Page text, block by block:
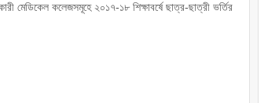
মেডিকেল কলেজসমূহে ২০১৭-১৮ শিক্ষাবর্ষে ছাত্র-ছাত্রী ভর্তির